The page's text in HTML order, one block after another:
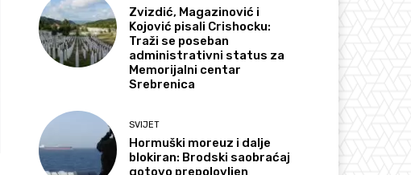
Zvizdić, Magazinović i
Kojović pisali Crishocku:
Traži se poseban
administrativni status za
Memorijalni centar
Srebrenica
SVIJET
Hormuški moreuz i dalje
blokiran: Brodski saobraćaj
gotovo prepolovljen